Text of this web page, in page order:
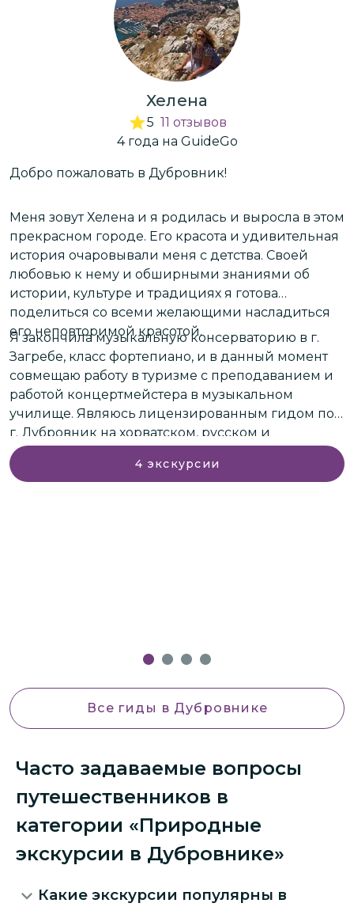
Хелена
5 11 отзывов
4 года на GuideGo
Добро пожаловать в Дубровник!
Меня зовут Хелена и я родилась и выросла в этом
прекрасном городе. Его красота и удивительная
история очаровывали меня с детства. Своей
любовью к нему и обширными знаниями об
истории, культуре и традициях я готова
поделиться со всеми желающими насладиться
его неповторимой красотой.
Я закончила музыкальную консерваторию в г.
Загребе, класс фортепиано, и в данный момент
совмещаю работу в туризме с преподаванием и
работой концертмейстера в музыкальном
училище. Являюсь лицензированным гидом по
г. Дубровник на хорватском, русском и
английском языках, и в туризме работаю с 1999.г.
4 экскурсии
Все гиды в Дубровнике
Часто задаваемые вопросы
путешественников в
категории «Природные
экскурсии в Дубровнике»
Какие экскурсии популярны в